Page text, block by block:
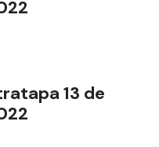
13 de